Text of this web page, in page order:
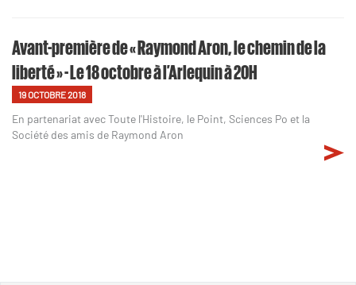
Avant-première de « Raymond Aron, le chemin de la
liberté » - Le 18 octobre à l’Arlequin à 20H
19 OCTOBRE 2018
En partenariat avec Toute l'Histoire, le Point, Sciences Po et la
Société des amis de Raymond Aron